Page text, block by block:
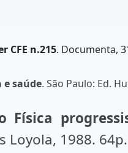
CFE n.215. Documenta,
saúde. São Paulo: Ed.
Física
Loyola, 1988. 64p.